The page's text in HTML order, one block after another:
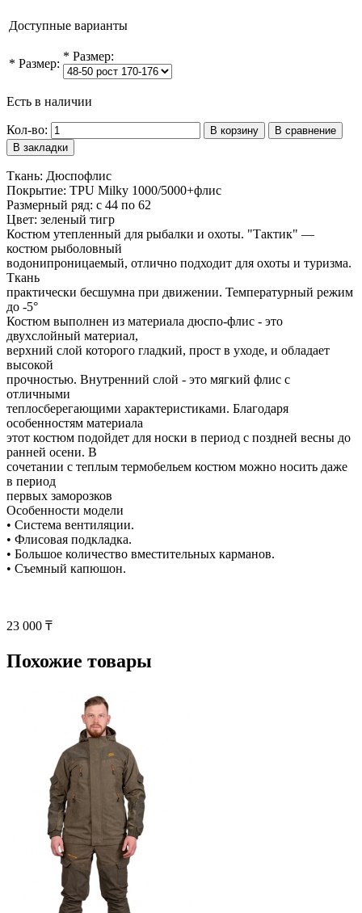
Доступные варианты
* Размер:
* Размер:
Есть в наличии
Кол-во: В корзину
В сравнение
В закладки
Ткань: Дюспофлис
Покрытие: TPU Milky 1000/5000+флис
Размерный ряд: с 44 по 62
Цвет: зеленый тигр
Костюм утепленный для рыбалки и охоты. "Тактик" —
костюм рыболовный
водонипроницаемый, отлично подходит для охоты и туризма.
Ткань
практически бесшумна при движении. Температурный режим
до -5°
Костюм выполнен из материала дюспо-флис - это
двухслойный материал,
верхний слой которого гладкий, прост в уходе, и обладает
высокой
прочностью. Внутренний слой - это мягкий флис с
отличными
теплосберегающими характеристиками. Благодаря
особенностям материала
этот костюм подойдет для носки в период с поздней весны до
ранней осени. В
сочетании с теплым термобельем костюм можно носить даже
в период
первых заморозков
Особенности модели
• Система вентиляции.
• Флисовая подкладка.
• Большое количество вместительных карманов.
• Съемный капюшон.
23 000 ₸
Похожие товары